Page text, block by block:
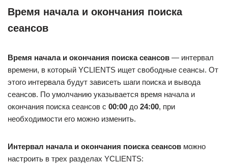
Время начала и окончания поиска
сеансов
Время начала и окончания поиска сеансов — интервал
времени, в который YCLIENTS ищет свободные сеансы. От
этого интервала будут зависеть шаги поиска и вывода
сеансов. По умолчанию указывается время начала и
окончания поиска сеансов с 00:00 до 24:00, при
необходимости его можно изменить.
Интервал начала и окончания поиска сеансов можно
настроить в трех разделах YCLIENTS: